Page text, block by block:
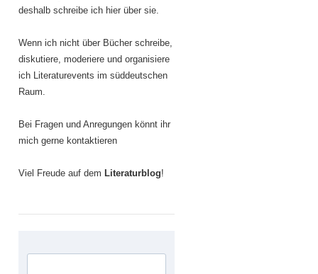
deshalb schreibe ich hier über sie.
Wenn ich nicht über Bücher schreibe,
diskutiere, moderiere und organisiere
ich Literaturevents im süddeutschen
Raum.
Bei Fragen und Anregungen könnt ihr
mich gerne kontaktieren
Viel Freude auf dem Literaturblog!